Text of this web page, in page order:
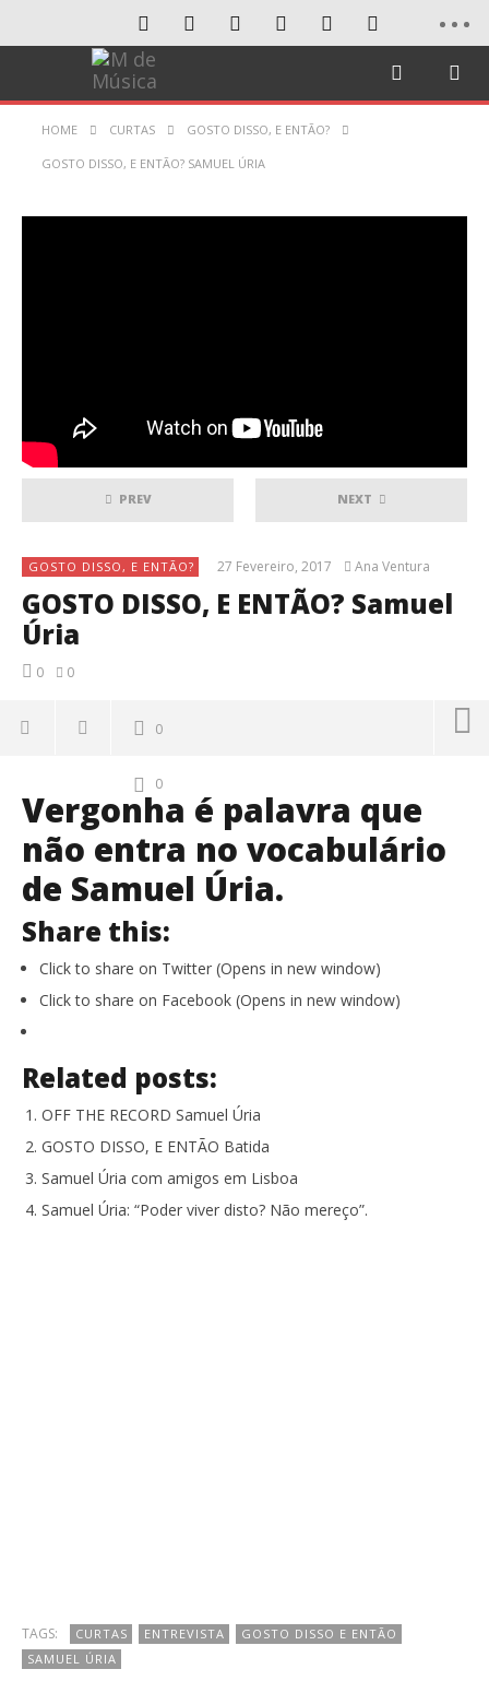
HOME CURTAS GOSTO DISSO, E ENTÃO?
GOSTO DISSO, E ENTÃO? SAMUEL ÚRIA
PREV NEXT
GOSTO DISSO, E ENTÃO? 27 Fevereiro, 2017 Ana Ventura
GOSTO DISSO, E ENTÃO? Samuel
Úria
0 0
0
0
GOSTO DISSO, E ENTÃO? Samuel Úria
Fevereiro,
Ana
Vergonha é palavra que
não entra no vocabulário
de Samuel Úria.
Share this:
Click to share on Twitter (Opens in new window)
Click to share on Facebook (Opens in new window)
Related posts:
OFF THE RECORD Samuel Úria
GOSTO DISSO, E ENTÃO Batida
Samuel Úria com amigos em Lisboa
Samuel Úria: “Poder viver disto? Não mereço”.
TAGS: CURTAS ENTREVISTA
GOSTO DISSO E ENTÃO
SAMUEL ÚRIA